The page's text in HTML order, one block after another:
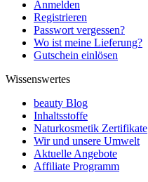
Anmelden
Registrieren
Passwort vergessen?
Wo ist meine Lieferung?
Gutschein einlösen
Wissenswertes
beauty Blog
Inhaltsstoffe
Naturkosmetik Zertifikate
Wir und unsere Umwelt
Aktuelle Angebote
Affiliate Programm